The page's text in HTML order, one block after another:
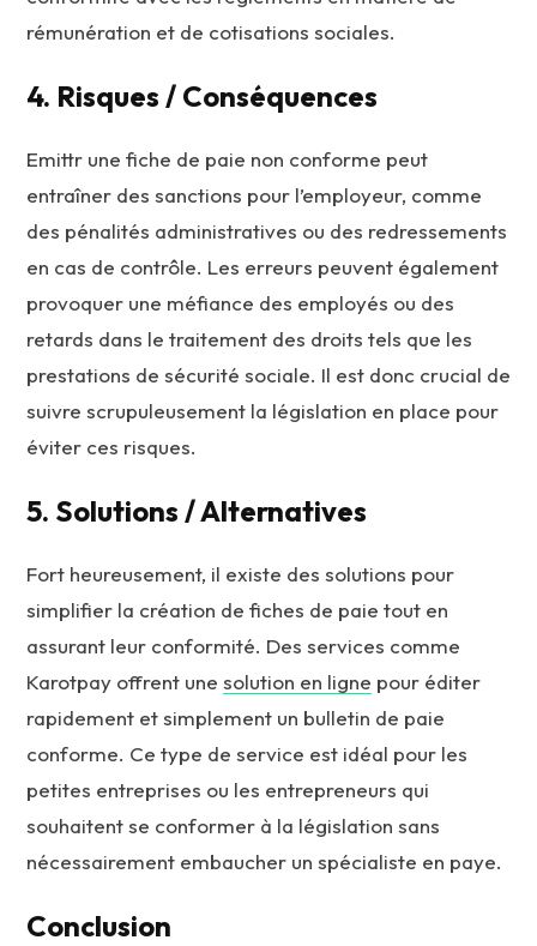
rémunération et de cotisations sociales.
4. Risques / Conséquences
Emittr une fiche de paie non conforme peut
entraîner des sanctions pour l’employeur, comme
des pénalités administratives ou des redressements
en cas de contrôle. Les erreurs peuvent également
provoquer une méfiance des employés ou des
retards dans le traitement des droits tels que les
prestations de sécurité sociale. Il est donc crucial de
suivre scrupuleusement la législation en place pour
éviter ces risques.
5. Solutions / Alternatives
Fort heureusement, il existe des solutions pour
simplifier la création de fiches de paie tout en
assurant leur conformité. Des services comme
Karotpay offrent une solution en ligne pour éditer
rapidement et simplement un bulletin de paie
conforme. Ce type de service est idéal pour les
petites entreprises ou les entrepreneurs qui
souhaitent se conformer à la législation sans
nécessairement embaucher un spécialiste en paye.
Conclusion